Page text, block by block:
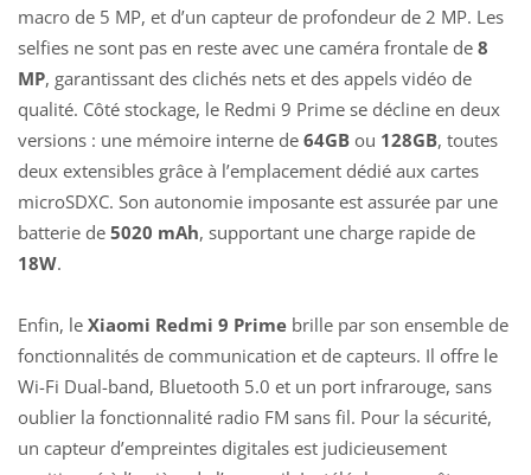
macro de 5 MP, et d’un capteur de profondeur de 2 MP. Les
selfies ne sont pas en reste avec une caméra frontale de 8
MP, garantissant des clichés nets et des appels vidéo de
qualité. Côté stockage, le Redmi 9 Prime se décline en deux
versions : une mémoire interne de 64GB ou 128GB, toutes
deux extensibles grâce à l’emplacement dédié aux cartes
microSDXC. Son autonomie imposante est assurée par une
batterie de 5020 mAh, supportant une charge rapide de
18W.
Enfin, le Xiaomi Redmi 9 Prime brille par son ensemble de
fonctionnalités de communication et de capteurs. Il offre le
Wi-Fi Dual-band, Bluetooth 5.0 et un port infrarouge, sans
oublier la fonctionnalité radio FM sans fil. Pour la sécurité,
un capteur d’empreintes digitales est judicieusement